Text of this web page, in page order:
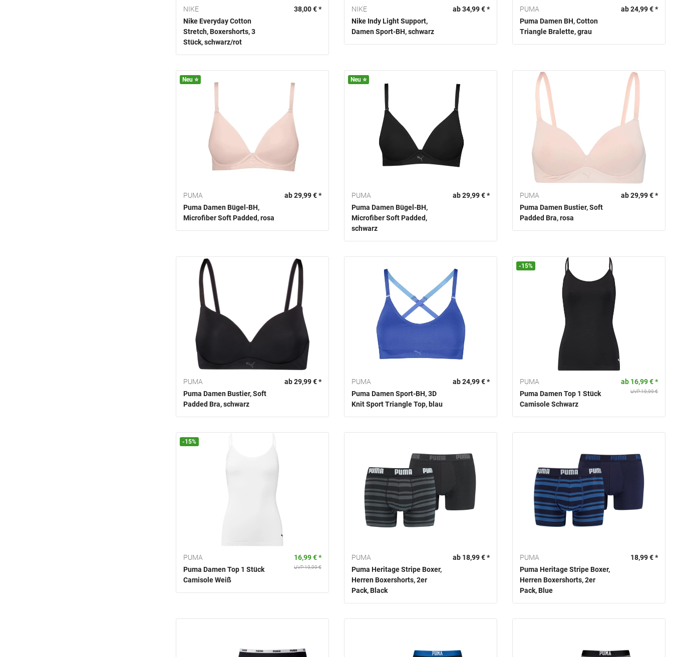
NIKE
Nike Everyday Cotton
Stretch, Boxershorts, 3
Stück, schwarz/rot
38,00 € *
NIKE
Nike Indy Light Support,
Damen Sport-BH, schwarz
ab 34,99 € *
PUMA
Puma Damen BH, Cotton
Triangle Bralette, grau
ab 24,99 € *
Neu ⭐️
PUMA
Puma Damen Bügel-BH,
Microfiber Soft Padded, rosa
ab 29,99 € *
Neu ⭐️
PUMA
Puma Damen Bügel-BH,
Microfiber Soft Padded,
schwarz
ab 29,99 € *
PUMA
Puma Damen Bustier, Soft
Padded Bra, rosa
ab 29,99 € *
PUMA
Puma Damen Bustier, Soft
Padded Bra, schwarz
ab 29,99 € *
PUMA
Puma Damen Sport-BH, 3D
Knit Sport Triangle Top, blau
ab 24,99 € *
-15%
PUMA
Puma Damen Top 1 Stück
Camisole Schwarz
UVP 19,99 €
ab 16,99 € *
-15%
PUMA
Puma Damen Top 1 Stück
Camisole Weiß
UVP 19,99 €
16,99 € *
PUMA
Puma Heritage Stripe Boxer,
Herren Boxershorts, 2er
Pack, Black
ab 18,99 € *
PUMA
Puma Heritage Stripe Boxer,
Herren Boxershorts, 2er
Pack, Blue
18,99 € *